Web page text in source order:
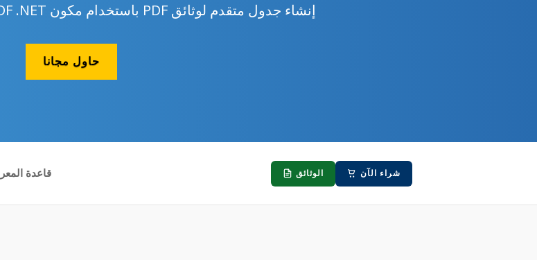
إنشاء جدول متقدم لوثائق PDF باستخدام مكون Aspose.PDF .NET لتوليد PDF محسن.
حاول مجانا
قاعدة الوثائق شراء الآن